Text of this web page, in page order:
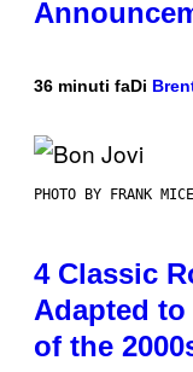
36 minuti faDi
PHOTO BY FRANK
4 Classic
Adapted to
of the